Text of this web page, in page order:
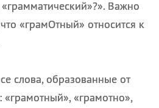
Важно
«грамОтный» относится к
слова, образованные от
«грамотный», «грамотно»,